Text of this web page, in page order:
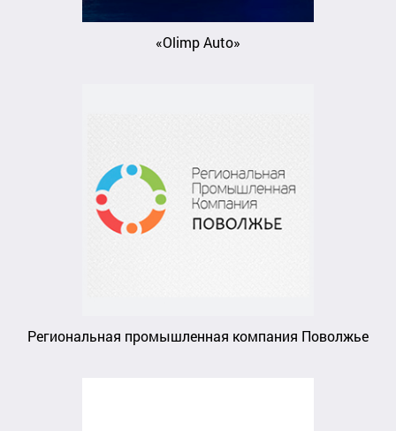
«Olimp Auto»
Региональная промышленная компания Поволжье